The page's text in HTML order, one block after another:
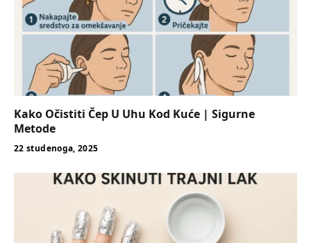
Kako Očistiti Čep U Uhu Kod Kuće | Sigurne
Metode
22 studenoga, 2025